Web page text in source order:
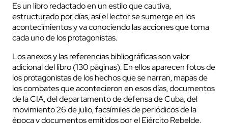
Es un libro redactado en un estilo que cautiva,
estructurado por días, así el lector se sumerge en los
acontecimientos y va conociendo las acciones que toma
cada uno de los protagonistas.
Los anexos y las referencias bibliográficas son valor
adicional del libro (130 páginas). En ellos aparecen fotos de
los protagonistas de los hechos que se narran, mapas de
los combates que acontecieron en esos días, documentos
de la CIA, del departamento de defensa de Cuba, del
movimiento 26 de julio, facsímiles de periódicos de la
época y documentos emitidos por el Ejército Rebelde.